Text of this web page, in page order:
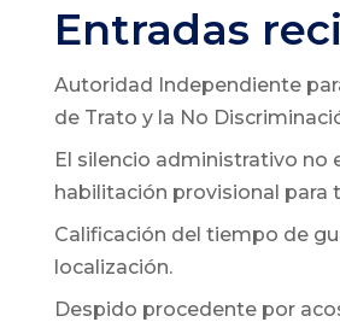
Entradas
Autoridad Independiente
de Trato y la No
El silencio administrativo no
habilitación provisional para
Calificación del tiempo de
localización.
Despido procedente por